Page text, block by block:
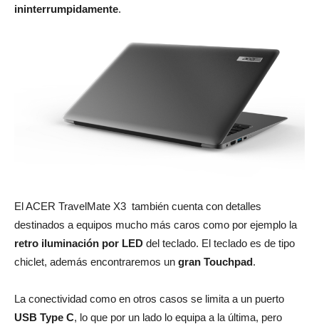
ininterrumpidamente.
El ACER TravelMate X3 también cuenta con detalles
destinados a equipos mucho más caros como por ejemplo la
retro iluminación por LED del teclado. El teclado es de tipo
chiclet, además encontraremos un gran Touchpad.
La conectividad como en otros casos se limita a un puerto
USB Type C, lo que por un lado lo equipa a la última, pero